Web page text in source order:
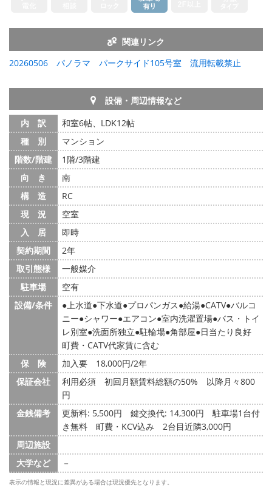
関連リンク
20260506 パノラマ パークサイド105号室 流用転載禁止
設備・周辺情報など
内 訳
和室6帖、LDK12帖
種 別
マンション
階数/階建
1階/3階建
向 き
南
構 造
RC
現 況
空室
入 居
即時
契約期間
2年
取引態様
一般媒介
駐車場
空有
設備/条件
上水道 下水道 プロパンガス 給湯 CATV バルコ
ニー シャワー エアコン 室内洗濯置場 バス・トイ
レ別室 洗面所独立 駐輪場 角部屋 日当たり良好
町費・CATV代家賃に含む
保 険
加入要 18,000円/2年
保証会社
利用必須 初回月額賃料総額の50% 以降月々800
円
金銭備考
更新料: 5,500円 鍵交換代: 14,300円
駐車場1台付
き無料 町費・KCV込み 2台目近隣3,000円
周辺施設
大学など
－
表示の情報と現況に差異がある場合は現況優先となります。